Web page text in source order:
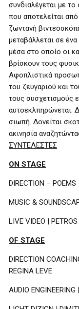
συνδιαλέγεται με
που αποτελείται
ζωντανή
μεταβάλλεται σε
μέσα στο οποίο οι
βρίσκουν τους
Aφοπλιστικά
του ζευγαριού και
τους συσχετισμούς
αυτοεκλπηρώνεται.
σιωπή. Δονείται
ακινησία
ΣΥΝΤΕΛΕΣΤΕΣ
ΟΝ STAGE
DIRECTION – POEMS
MUSIC &
LIVE VIDEO |
OF STAGE
DIRECTION
REGINA LEVE
AUDIO